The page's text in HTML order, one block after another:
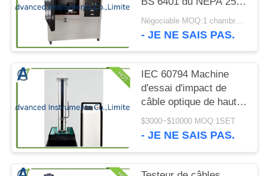
SITE
PRIVACY
POLICY
d'OIN 5659-2 ASTM
E662 NES 711
Négociable MOQ:1 chambre d'essai de densité de fumée de l'ensemble NBS
- JE NE SAIS PAS.
IEC 60794 Machine
d'essai d'impact de
câble optique de haute
précision
$3000~$10000 MOQ:1SET
- JE NE SAIS PAS.